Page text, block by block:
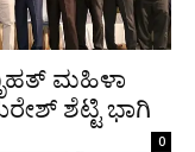
ಮಹಿಳಾ
ಶೆಟ್ಟಿ ಭಾಗಿ
0